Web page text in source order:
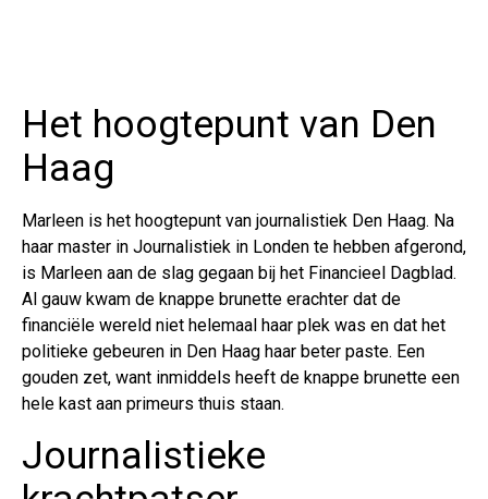
Het hoogtepunt van Den
Haag
Marleen is het hoogtepunt van journalistiek Den Haag. Na
haar master in Journalistiek in Londen te hebben afgerond,
is Marleen aan de slag gegaan bij het Financieel Dagblad.
Al gauw kwam de knappe brunette erachter dat de
financiële wereld niet helemaal haar plek was en dat het
politieke gebeuren in Den Haag haar beter paste. Een
gouden zet, want inmiddels heeft de knappe brunette een
hele kast aan primeurs thuis staan.
Journalistieke